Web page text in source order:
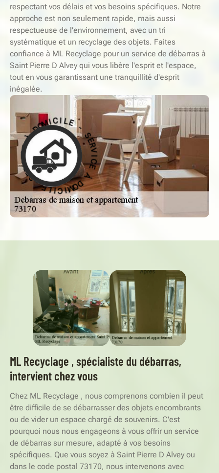
respectant vos délais et vos besoins spécifiques. Notre
approche est non seulement rapide, mais aussi
respectueuse de l'environnement, avec un tri
systématique et un recyclage des objets. Faites
confiance à ML Recyclage pour un service de débarras à
Saint Pierre D Alvey qui vous libère l'esprit et l'espace,
tout en vous garantissant une tranquillité d'esprit
inégalée.
S
E
R
V
I
C
E
À
D
O
M
I
C
ILE - SER
VI
C
E
À
D
O
M
I
C
I
L
E
-
ML Recyclage , spécialiste du débarras,
intervient chez vous
Chez ML Recyclage , nous comprenons combien il peut
être difficile de se débarrasser des objets encombrants
ou de vider un espace chargé de souvenirs. C'est
pourquoi nous nous engageons à vous offrir un service
de débarras sur mesure, adapté à vos besoins
spécifiques. Que vous soyez à Saint Pierre D Alvey ou
dans le code postal 73170, nous intervenons avec